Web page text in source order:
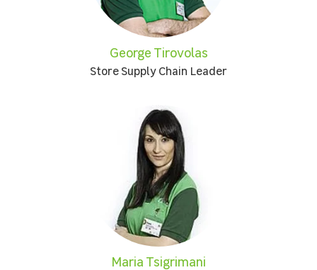
George Tirovolas
Store Supply Chain Leader
Maria Tsigrimani